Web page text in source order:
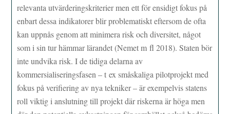
relevanta utvärderingskriterier men ett för ensidigt fokus på
enbart dessa indikatorer blir problematiskt eftersom de ofta
kan uppnås genom att minimera risk och diversitet, något
som i sin tur hämmar lärandet (Nemet m fl 2018). Staten bör
inte undvika risk. I de tidiga delarna av
kommersialiseringsfasen – t ex småskaliga pilotprojekt med
fokus på verifiering av nya tekniker – är exempelvis statens
roll viktig i anslutning till projekt där riskerna är höga men